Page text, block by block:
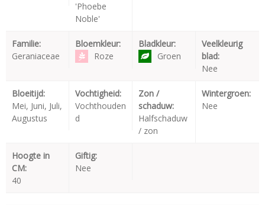
'Phoebe
Noble'
Familie:
Geraniaceae
Bloemkleur:
Roze
Bladkleur:
Groen
Veelkleurig
blad:
Nee
Bloeitijd:
Mei, Juni, Juli,
Augustus
Vochtigheid:
Vochthouden
d
Zon /
schaduw:
Halfschaduw
/ zon
Wintergroen:
Nee
Hoogte in
CM:
40
Giftig:
Nee